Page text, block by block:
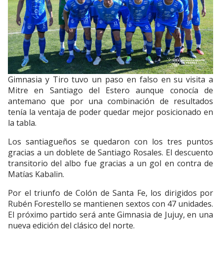
Gimnasia y Tiro tuvo un paso en falso en su visita a
Mitre en Santiago del Estero aunque conocía de
antemano que por una combinación de resultados
tenía la ventaja de poder quedar mejor posicionado en
la tabla.
Los santiagueños se quedaron con los tres puntos
gracias a un doblete de Santiago Rosales. El descuento
transitorio del albo fue gracias a un gol en contra de
Matías Kabalin.
Por el triunfo de Colón de Santa Fe, los dirigidos por
Rubén Forestello se mantienen sextos con 47 unidades.
El próximo partido será ante Gimnasia de Jujuy, en una
nueva edición del clásico del norte.